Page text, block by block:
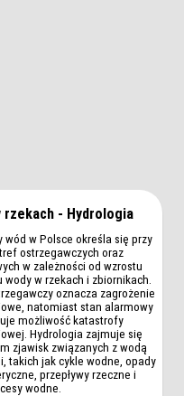
rzekach - Hydrologia
wód w Polsce określa się przy
ostrzegawczych oraz
w zależności od wzrostu
wody w rzekach i zbiornikach.
oznacza zagrożenie
natomiast stan alarmowy
możliwość katastrofy
Hydrologia zajmuje się
zjawisk związanych z wodą
takich jak cykle wodne, opady
przepływy rzeczne i
wodne.